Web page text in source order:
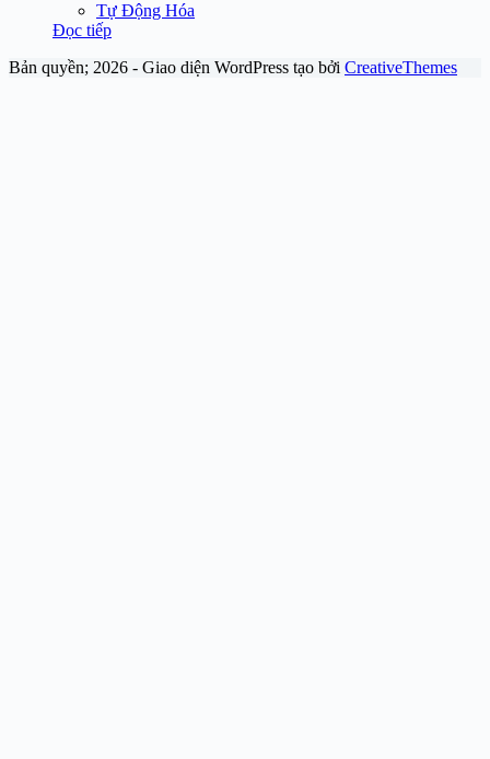
Tự Động Hóa
Đọc tiếp
Bản quyền; 2026 - Giao diện WordPress tạo bởi CreativeThemes